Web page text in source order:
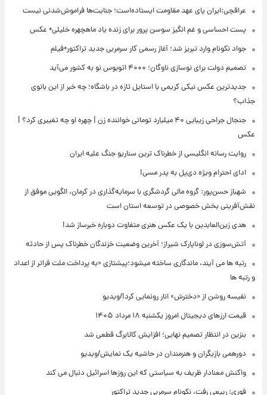
عراقچی:ایران پای عهد مقاومت ایستاده‌است؛ جنایت‌ها فراموش‌شدنی نیست
پست احساسی و غم انگیز سوسن پرور برای زنده یاد ماهچهره خلیلی+ عکس
جواد نکونام وارد تبریز شد؛ آغاز رسمی کار سرمربی جدید تراکتور+فیلم
تصمیم دولت برای نوسازی ناوگان؛ ۴۰۰۰ اتوبوس نو به کشور می‌آید
جدیدترین عکس نیکی کریمی با استایل تازه در باشگاه؛ چه خبر از این بانوی
جذاب؟
جنجال جراحی زیبایی ۴۰ میلیارد تومانی خواننده زن | چهره او چه تغییری کرد؟ |
عکس
روایت رسانه انگلیسی از خطرناک ترین سناریو جنگ علیه ایران
ادای احترام ویژه دی‌پل به پدر مسی!
شهباز حسن‌پور: گروه مالی گردشگری با سرمایه‌گذاری در کرمان، الگویی موفق از
نقش‌آفرینی بخش خصوصی در توسعه استان است
هدی زین‌العابدین با یک عکس هنری متفاوت دوباره خبرساز شد!
آتش‌سوزی در لوناپارک شیراز؛ آخرین وضعیت خزندگان خطرناک پس از حادثه
رتبه ها می آیند، ماندگاری ساخته میشود؛پیشتازی «به پرداخت ملت فراتر از اعداد
و رتبه ها
نفیسه روشن از «دخترش» انار رونمایی کرد!/ویدیو
قیمت ارزهای دیجیتال امروز یکشنبه ۱۸ مرداد ۱۴۰۵
بنزین در انتظار تصمیم نهایی؛ افزایش کالابرگ قطعی شد
دورهمی بازیگران و هنرمندان در حاشیه یک نمایش/ویدیو
واکنش معنادار ظریف به سیاستی که این روزها اسرائیل دنبال می کند
فوری: ربیعی رفت، نکونام سرمربی جدید تراکتور